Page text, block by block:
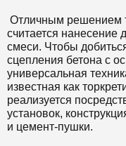
Отличным решением
считается нанесение
смеси. Чтобы
сцепления бетона с
универсальная
известная как
реализуется
установок,
и цемент-пушки.